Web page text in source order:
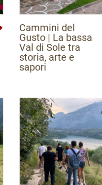
Cammini del
Gusto | La bassa
Val di Sole tra
storia, arte e
sapori